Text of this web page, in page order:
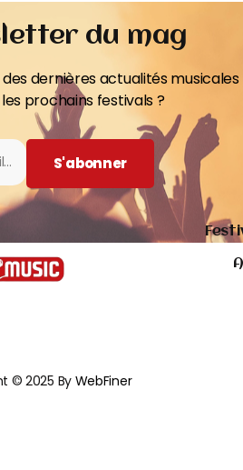
du mag
dernières actualités musicales
prochains festivals ?
S'abonner
© 2025 ByWebFiner